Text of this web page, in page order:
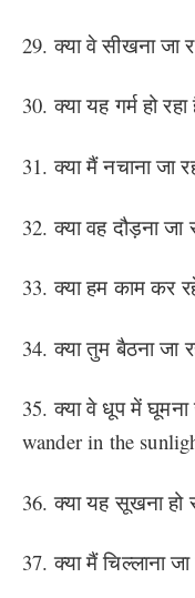
29. क्या वे सीखना जा
30. क्या यह गर्म हो
31. क्या मैं नचाना जा
32. क्या वह दौड़ना
33. क्या हम काम कर
34. क्या तुम बैठना जा
35. क्या वे धूप में
wander in the
36. क्या यह सूखना हो
37. क्या मैं चिल्लाना